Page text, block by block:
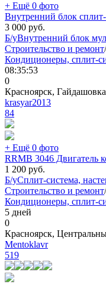
+ Ещё 0 фото
Внутренний блок
3 000 руб.
Б/уВнутренний блок
Строительство и ремонт/
Кондиционеры, сплит-
08:35:53
0
Красноярск, Гайдашовка
krasyar2013
84
+ Ещё 0 фото
RRMB 3046 Двигатель
1 200 руб.
Б/уСплит-система,
Строительство и ремонт/
Кондиционеры, сплит-
5 дней
0
Красноярск,
Mentoklavr
519